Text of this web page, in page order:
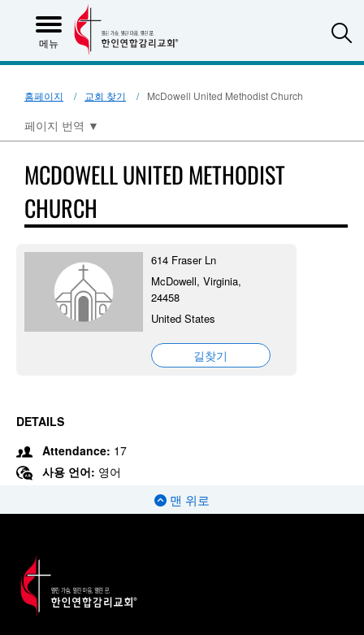
메뉴
홈페이지 교회 찾기 McDowell United Methodist Church
페이지 번역 ▼
MCDOWELL UNITED METHODIST
CHURCH
614 Fraser Ln
McDowell, Virginia,
24458
United States
길찾기
DETAILS
Attendance: 17
사용 언어: 영어
맨 위로